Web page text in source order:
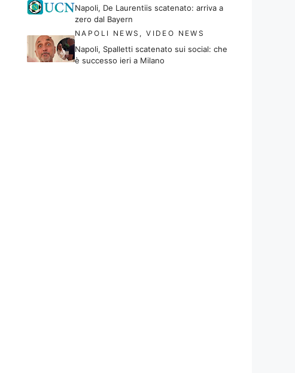
Napoli, De Laurentiis scatenato: arriva a
zero dal Bayern
NAPOLI NEWS ,VIDEO NEWS
Napoli, Spalletti scatenato sui social: che
è successo ieri a Milano